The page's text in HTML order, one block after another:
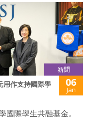
新聞
用作支持國際學
06
Jan
際學生共融基金。